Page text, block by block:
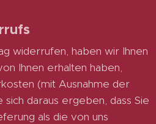
widerrufen, haben wir Ihnen
Ihnen erhalten haben,
(mit Ausnahme der
sich daraus ergeben, dass Sie
als die von uns